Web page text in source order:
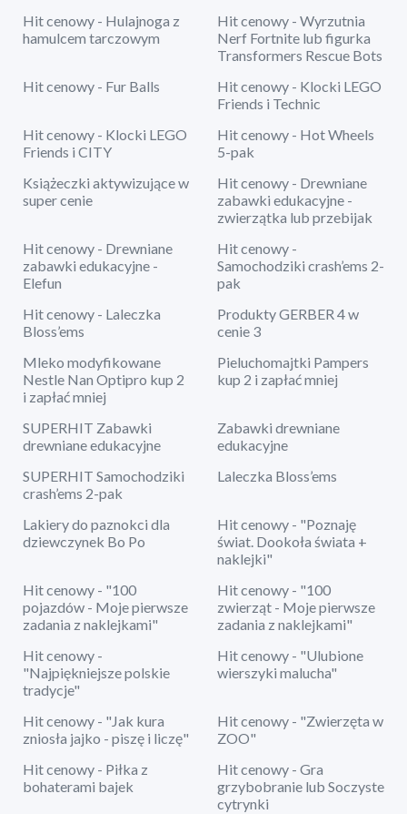
Hit cenowy - Hulajnoga z
hamulcem tarczowym
Hit cenowy - Wyrzutnia
Nerf Fortnite lub figurka
Transformers Rescue Bots
Hit cenowy - Fur Balls
Hit cenowy - Klocki LEGO
Friends i Technic
Hit cenowy - Klocki LEGO
Friends i CITY
Hit cenowy - Hot Wheels
5-pak
Książeczki aktywizujące w
super cenie
Hit cenowy - Drewniane
zabawki edukacyjne -
zwierzątka lub przebijak
Hit cenowy - Drewniane
zabawki edukacyjne -
Elefun
Hit cenowy -
Samochodziki crash’ems 2-
pak
Hit cenowy - Laleczka
Bloss’ems
Produkty GERBER 4 w
cenie 3
Mleko modyfikowane
Nestle Nan Optipro kup 2
i zapłać mniej
Pieluchomajtki Pampers
kup 2 i zapłać mniej
SUPERHIT Zabawki
drewniane edukacyjne
Zabawki drewniane
edukacyjne
SUPERHIT Samochodziki
crash’ems 2-pak
Laleczka Bloss’ems
Lakiery do paznokci dla
dziewczynek Bo Po
Hit cenowy - "Poznaję
świat. Dookoła świata +
naklejki"
Hit cenowy - "100
pojazdów - Moje pierwsze
zadania z naklejkami"
Hit cenowy - "100
zwierząt - Moje pierwsze
zadania z naklejkami"
Hit cenowy -
"Najpiękniejsze polskie
tradycje"
Hit cenowy - "Ulubione
wierszyki malucha"
Hit cenowy - "Jak kura
zniosła jajko - piszę i liczę"
Hit cenowy - "Zwierzęta w
ZOO"
Hit cenowy - Piłka z
bohaterami bajek
Hit cenowy - Gra
grzybobranie lub Soczyste
cytrynki